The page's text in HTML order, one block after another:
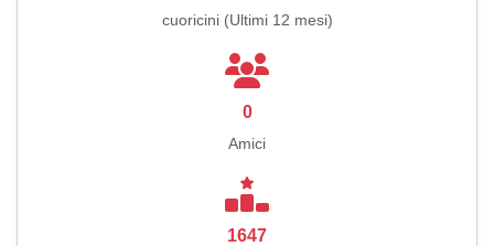
cuoricini (Ultimi 12 mesi)
0
Amici
1647